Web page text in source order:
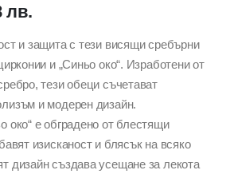
лв.
и защита с тези висящи сребърни
и „Синьо око“. Изработени от
тези обеци съчетават
и модерен дизайн.
око“ е обградено от блестящи
изисканост и блясък на всяко
дизайн създава усещане за лекота